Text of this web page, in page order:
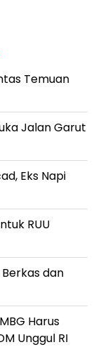
Temuan
Jalan Garut
Eks Napi
RUU
dan
Harus
Unggul RI